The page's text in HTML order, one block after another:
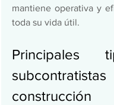
mantiene operativa y
toda su vida útil.
Principales
construcción